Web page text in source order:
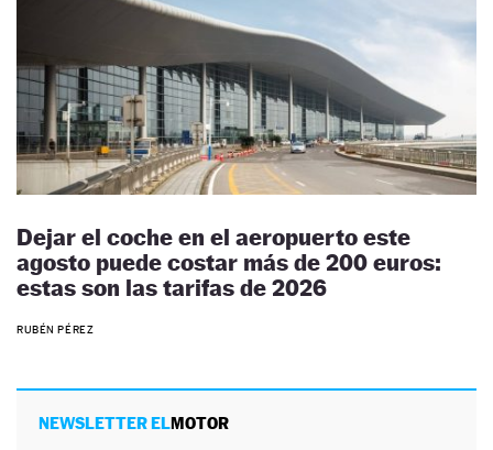
Dejar el coche en el aeropuerto este
agosto puede costar más de 200 euros:
estas son las tarifas de 2026
RUBÉN PÉREZ
NEWSLETTER ELMOTOR